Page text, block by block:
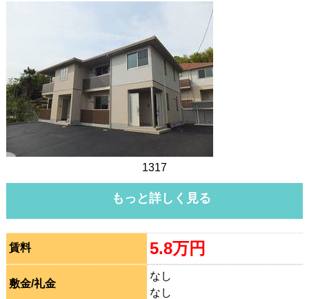
1317
もっと詳しく見る
賃料 5.8万円
敷金/礼金
なし
なし